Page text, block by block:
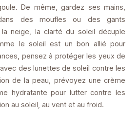
De même, gardez ses mains,
des moufles ou des gants
la neige, la clarté du soleil décuple
le soleil est un bon allié pour
pensez à protéger les yeux de
des lunettes de soleil contre les
de la peau, prévoyez une crème
hydratante pour lutter contre les
au soleil, au vent et au froid.